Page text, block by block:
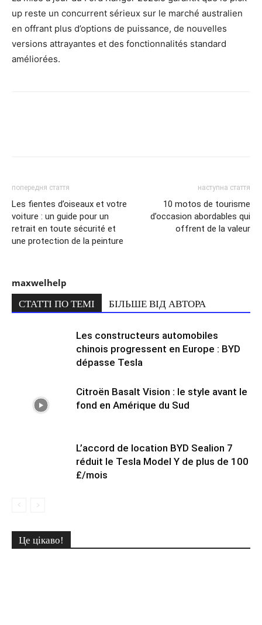
up reste un concurrent sérieux sur le marché australien
en offrant plus d’options de puissance, de nouvelles
versions attrayantes et des fonctionnalités standard
améliorées.
попередня стаття
Les fientes d’oiseaux et votre
voiture : un guide pour un
retrait en toute sécurité et
une protection de la peinture
наступна стаття
10 motos de tourisme
d’occasion abordables qui
offrent de la valeur
maxwelhelp
СТАТТІ ПО ТЕМІ БІЛЬШЕ ВІД АВТОРА
Les constructeurs automobiles
chinois progressent en Europe : BYD
dépasse Tesla
Citroën Basalt Vision : le style avant le
fond en Amérique du Sud
L’accord de location BYD Sealion 7
réduit le Tesla Model Y de plus de 100
£/mois
Це цікаво!